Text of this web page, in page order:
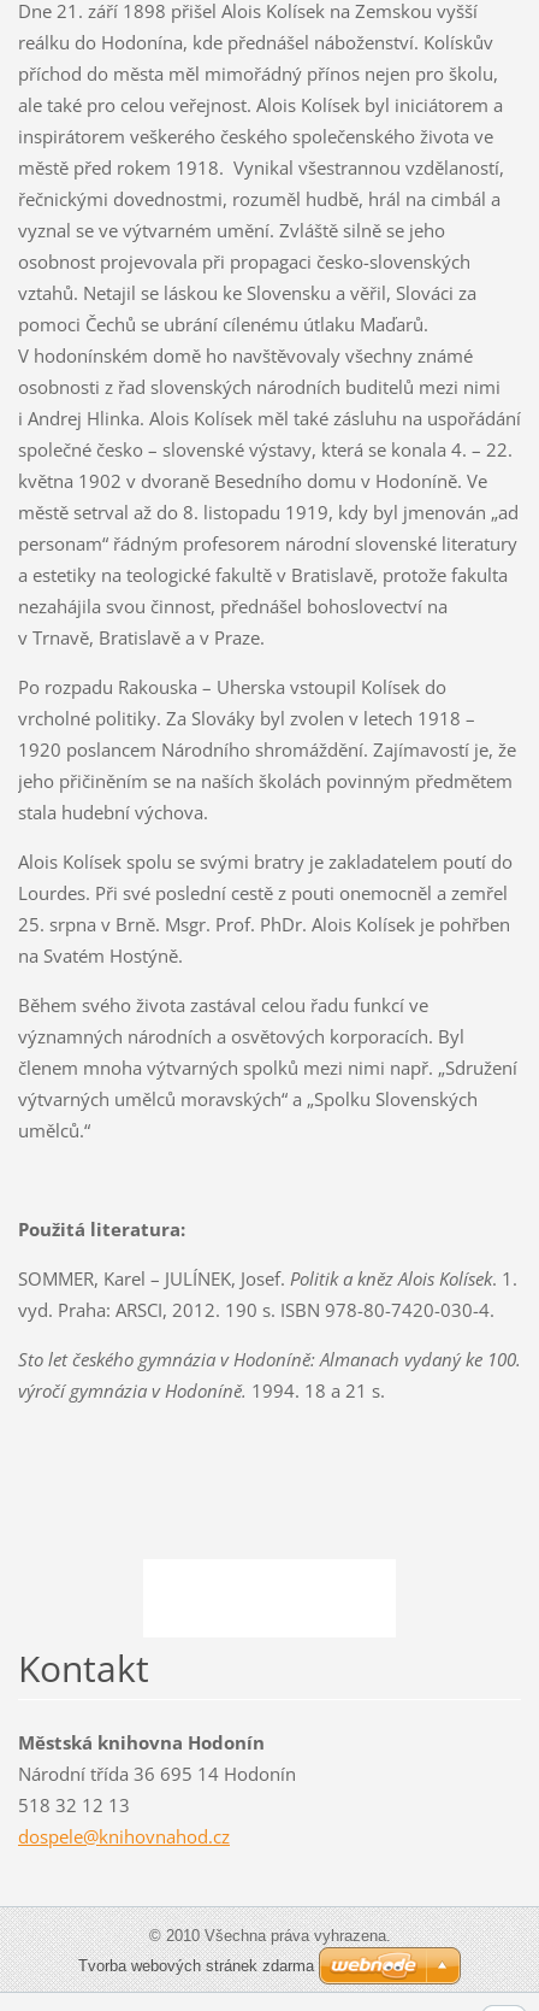
Dne 21. září 1898 přišel Alois Kolísek na Zemskou vyšší
reálku do Hodonína, kde přednášel náboženství. Kolískův
příchod do města měl mimořádný přínos nejen pro školu,
ale také pro celou veřejnost. Alois Kolísek byl iniciátorem a
inspirátorem veškerého českého společenského života ve
městě před rokem 1918. Vynikal všestrannou vzdělaností,
řečnickými dovednostmi, rozuměl hudbě, hrál na cimbál a
vyznal se ve výtvarném umění. Zvláště silně se jeho
osobnost projevovala při propagaci česko-slovenských
vztahů. Netajil se láskou ke Slovensku a věřil, Slováci za
pomoci Čechů se ubrání cílenému útlaku Maďarů.
V hodonínském domě ho navštěvovaly všechny známé
osobnosti z řad slovenských národních buditelů mezi nimi
i Andrej Hlinka. Alois Kolísek měl také zásluhu na uspořádání
společné česko – slovenské výstavy, která se konala 4. – 22.
května 1902 v dvoraně Besedního domu v Hodoníně. Ve
městě setrval až do 8. listopadu 1919, kdy byl jmenován „ad
personam“ řádným profesorem národní slovenské literatury
a estetiky na teologické fakultě v Bratislavě, protože fakulta
nezahájila svou činnost, přednášel bohoslovectví na
v Trnavě, Bratislavě a v Praze.
Po rozpadu Rakouska – Uherska vstoupil Kolísek do
vrcholné politiky. Za Slováky byl zvolen v letech 1918 –
1920 poslancem Národního shromáždění. Zajímavostí je, že
jeho přičiněním se na naších školách povinným předmětem
stala hudební výchova.
Alois Kolísek spolu se svými bratry je zakladatelem poutí do
Lourdes. Při své poslední cestě z pouti onemocněl a zemřel
25. srpna v Brně. Msgr. Prof. PhDr. Alois Kolísek je pohřben
na Svatém Hostýně.
Během svého života zastával celou řadu funkcí ve
významných národních a osvětových korporacích. Byl
členem mnoha výtvarných spolků mezi nimi např. „Sdružení
výtvarných umělců moravských“ a „Spolku Slovenských
umělců.“
Použitá literatura:
SOMMER, Karel – JULÍNEK, Josef. Politik a kněz Alois Kolísek. 1.
vyd. Praha: ARSCI, 2012. 190 s. ISBN 978-80-7420-030-4.
Sto let českého gymnázia v Hodoníně: Almanach vydaný ke 100.
výročí gymnázia v Hodoníně. 1994. 18 a 21 s.
Kontakt
Městská knihovna Hodonín
Národní třída 36 695 14 Hodonín
518 32 12 13
dospele@knihovnahod.cz
© 2010 Všechna práva vyhrazena.
Tvorba webových stránek zdarma